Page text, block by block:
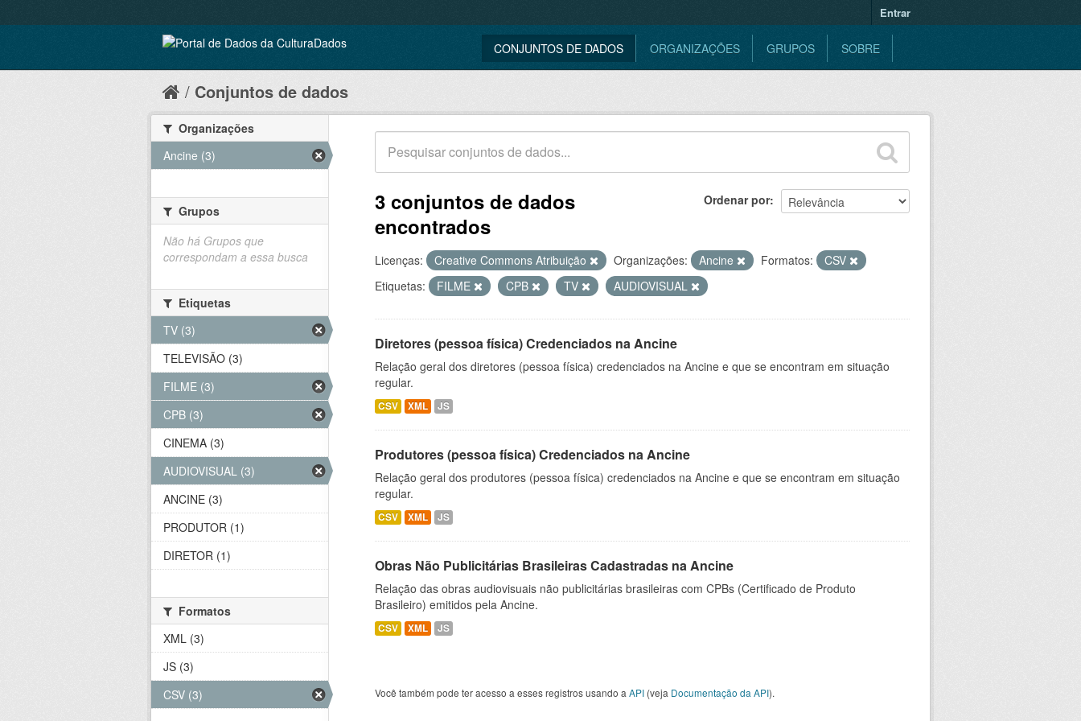
Entrar
CONJUNTOS DE DADOS ORGANIZAÇÕES GRUPOS SOBRE
Conjuntos de dados
Ordenar por
3 conjuntos de dados
encontrados
Licenças: Creative Commons Atribuição Organizações: Ancine Formatos:
CSV
Etiquetas:
FILME CPB TV AUDIOVISUAL
Diretores (pessoa física) Credenciados na Ancine
Relação geral dos diretores (pessoa física) credenciados na Ancine e que se encontram em situação
regular.
CSV XML JS
Produtores (pessoa física) Credenciados na Ancine
Relação geral dos produtores (pessoa física) credenciados na Ancine e que se encontram em situação
regular.
CSV XML JS
Obras Não Publicitárias Brasileiras Cadastradas na Ancine
Relação das obras audiovisuais não publicitárias brasileiras com CPBs (Certificado de Produto
Brasileiro) emitidos pela Ancine.
CSV XML JS
Você também pode ter acesso a esses registros usando a API (veja Documentação da API).
Organizações
Ancine (3)
Grupos
Não há Grupos que
correspondam a essa busca
Etiquetas
TV (3)
TELEVISÃO (3)
FILME (3)
CPB (3)
CINEMA (3)
AUDIOVISUAL (3)
ANCINE (3)
PRODUTOR (1)
DIRETOR (1)
Formatos
XML (3)
JS (3)
CSV (3)